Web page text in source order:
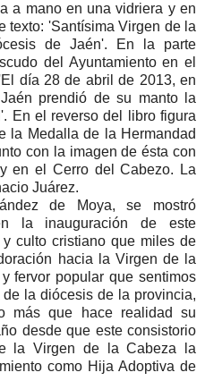
a mano en una vidriera y en
texto: 'Santísima Virgen de la
de Jaén'. En la parte
del Ayuntamiento en el
día 28 de abril de 2013, en
prendió de su manto la
En el reverso del libro figura
la Medalla de la Hermandad
con la imagen de ésta con
en el Cerro del Cabezo. La
Juárez.
de Moya, se mostró
la inauguración de este
culto cristiano que miles de
hacia la Virgen de la
fervor popular que sentimos
la diócesis de la provincia,
más que hace realidad su
desde que este consistorio
la Virgen de la Cabeza la
como Hija Adoptiva de